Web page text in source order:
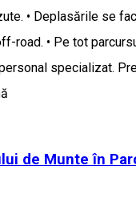
• Deplasările se
road. • Pe tot
specializat.
de Munte în